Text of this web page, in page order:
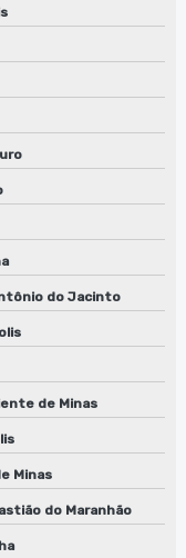
do Jacinto
de Minas
Minas
do Maranhão